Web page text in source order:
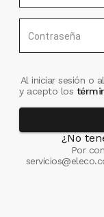
Contraseña
Al iniciar sesión o
y acepto los
¿No
Por